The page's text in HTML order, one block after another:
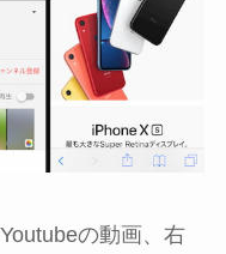
の動画、右